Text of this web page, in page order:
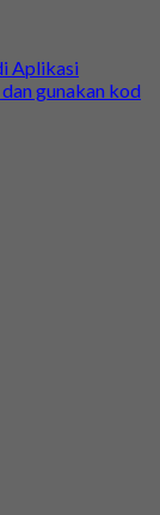
Aplikasi
gunakan kod